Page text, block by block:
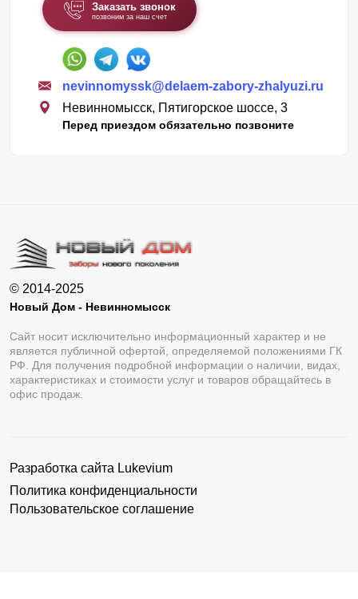
Заказать звонок
позвоним за наш счет
nevinnomyssk@delaem-zabory-zhalyuzi.ru
Невинномысск, Пятигорское шоссе, 3
Перед приездом обязательно позвоните
© 2014-2025
Новый Дом - Невинномысск
Сайт носит исключительно информационный характер и не
является публичной офертой, определяемой положениями ГК
РФ. Для получения подробной информации о наличии, видах,
характеристиках и стоимости услуг и товаров обращайтесь в
офис продаж.
Разработка сайта Lukevium
Политика конфиденциальности
Пользовательское соглашение